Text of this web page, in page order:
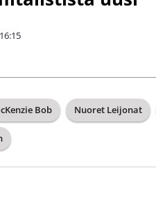
16:15
Bob Nuoret Leijonat